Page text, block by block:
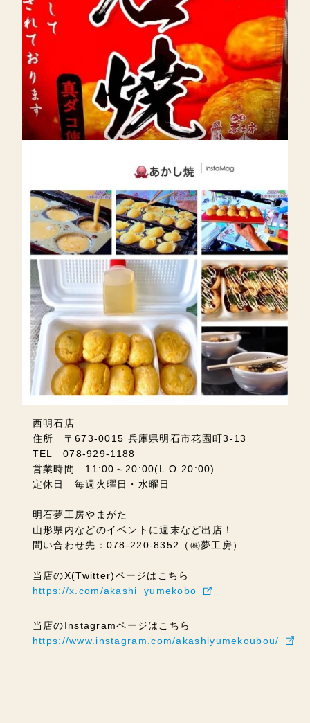
西明石店
住所 〒673-0015 兵庫県明石市花園町3-13
TEL 078-929-1188
営業時間 11:00～20:00(L.O.20:00)
定休日 毎週火曜日・水曜日
明石夢工房やまがた
山形県内などのイベントに週末など出店！
問い合わせ先：078-220-8352（㈱夢工房）
当店のX(Twitter)ページはこちら
https://x.com/akashi_yumekobo
当店のInstagramページはこちら
https://www.instagram.com/akashiyumekoubou/